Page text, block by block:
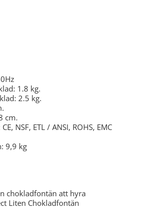
1.8 kg.
2.5 kg.
cm.
NSF, ETL / ANSI, ROHS, EMC
9,9 kg
Liten Chokladfontän